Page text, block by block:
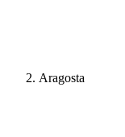
Aragosta